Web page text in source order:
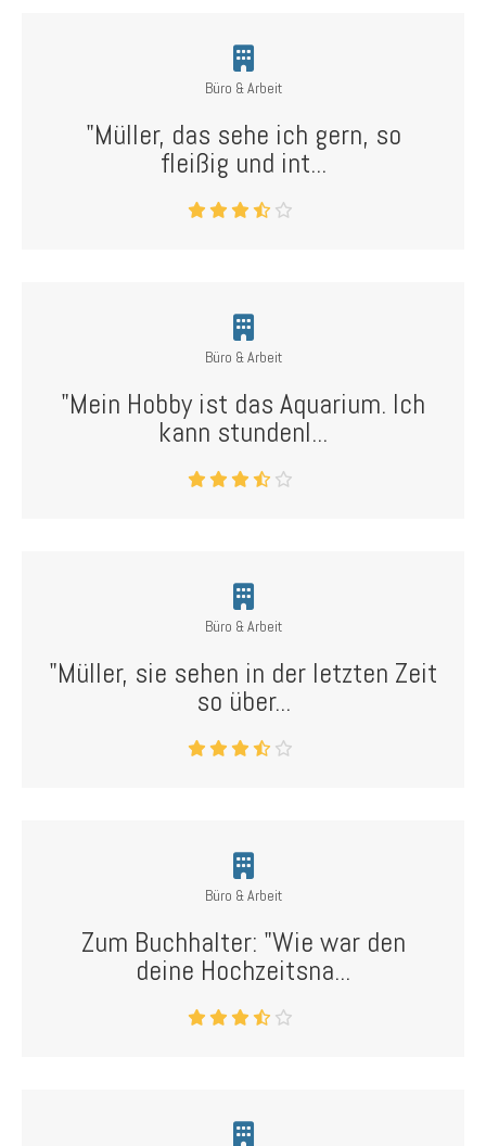
Büro & Arbeit
"Müller, das sehe ich gern, so
fleißig und int...
Büro & Arbeit
"Mein Hobby ist das Aquarium. Ich
kann stundenl...
Büro & Arbeit
"Müller, sie sehen in der letzten Zeit
so über...
Büro & Arbeit
Zum Buchhalter: "Wie war den
deine Hochzeitsna...